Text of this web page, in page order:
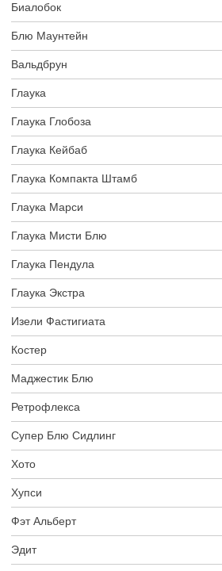
Биалобок
Блю Маунтейн
Вальдбрун
Глаука
Глаука Глобоза
Глаука Кейбаб
Глаука Компакта Штамб
Глаука Марси
Глаука Мисти Блю
Глаука Пендула
Глаука Экстра
Изели Фастигиата
Костер
Маджестик Блю
Ретрофлекса
Супер Блю Сидлинг
Хото
Хупси
Фэт Альберт
Эдит